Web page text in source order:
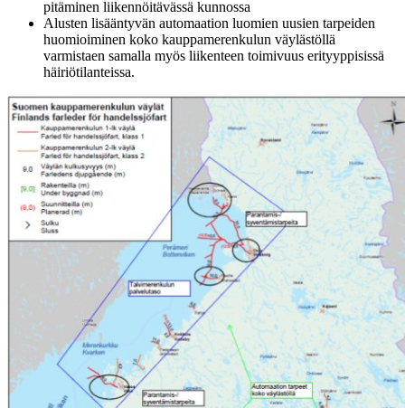
pitäminen liikennöitävässä kunnossa
Alusten lisääntyvän automaation luomien uusien tarpeiden
huomioiminen koko kauppamerenkulun väylästöllä
varmistaen samalla myös liikenteen toimivuus erityyppisissä
häiriötilanteissa.